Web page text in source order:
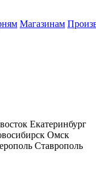
Магазинам
Екатеринбург
Омск
Ставрополь